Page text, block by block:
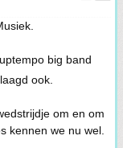
big band
ook.
om en om
kennen we nu wel.